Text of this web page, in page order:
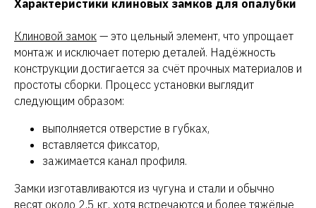
Характеристики клиновых замков для опалубки
Клиновой замок — это цельный элемент, что упрощает
монтаж и исключает потерю деталей. Надёжность
конструкции достигается за счёт прочных материалов и
простоты сборки. Процесс установки выглядит
следующим образом:
выполняется отверстие в губках,
вставляется фиксатор,
зажимается канал профиля.
Замки изготавливаются из чугуна и стали и обычно
весят около 2,5 кг, хотя встречаются и более тяжёлые